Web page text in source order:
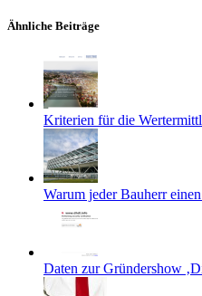
Ähnliche Beiträge
Kriterien für die
Warum jeder Bauherr
Daten zur Gründershow